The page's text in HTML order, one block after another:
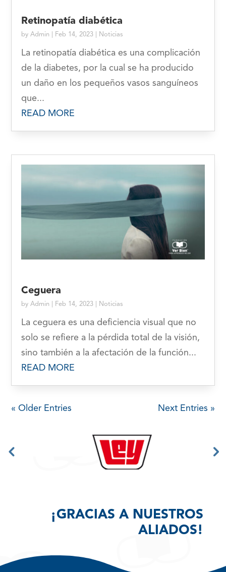
Retinopatía diabética
byAdmin Feb 14, 2023 Noticias
La retinopatía diabética es una complicación
de la diabetes, por la cual se ha producido
un daño en los pequeños vasos sanguíneos
que...
READ MORE
Ceguera
byAdmin Feb 14, 2023 Noticias
La ceguera es una deficiencia visual que no
solo se refiere a la pérdida total de la visión,
sino también a la afectación de la función...
READ MORE
« Older Entries Next Entries »
¡GRACIAS A NUESTROS
ALIADOS!